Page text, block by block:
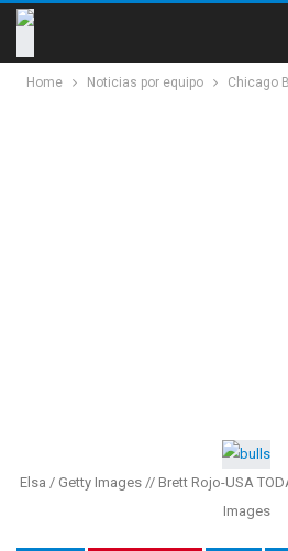
Home Noticias por equipo Chicago
Elsa / Getty Images // Brett Rojo-USA
Images